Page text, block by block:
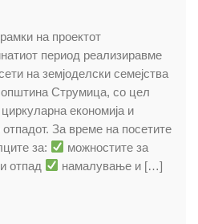
на проектот
период реализиравме
на земјоделски семејства
Струмица, со цел
економија и
За време на посетите
за:
можностите за
отпад
намалување и […]